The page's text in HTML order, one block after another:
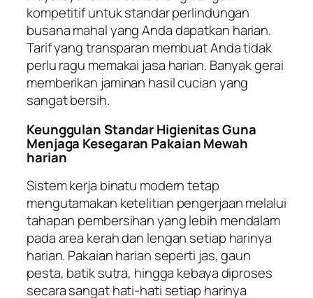
kompetitif untuk standar perlindungan
busana mahal yang Anda dapatkan harian.
Tarif yang transparan membuat Anda tidak
perlu ragu memakai jasa harian. Banyak gerai
memberikan jaminan hasil cucian yang
sangat bersih.
Keunggulan Standar Higienitas Guna
Menjaga Kesegaran Pakaian Mewah
harian
Sistem kerja binatu modern tetap
mengutamakan ketelitian pengerjaan melalui
tahapan pembersihan yang lebih mendalam
pada area kerah dan lengan setiap harinya
harian. Pakaian harian seperti jas, gaun
pesta, batik sutra, hingga kebaya diproses
secara sangat hati-hati setiap harinya